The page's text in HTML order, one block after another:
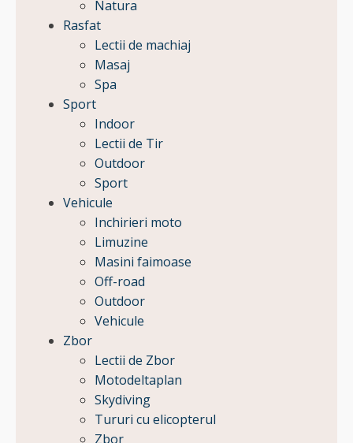
Natura
Rasfat
Lectii de machiaj
Masaj
Spa
Sport
Indoor
Lectii de Tir
Outdoor
Sport
Vehicule
Inchirieri moto
Limuzine
Masini faimoase
Off-road
Outdoor
Vehicule
Zbor
Lectii de Zbor
Motodeltaplan
Skydiving
Tururi cu elicopterul
Zbor